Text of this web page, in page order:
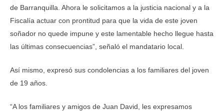
de Barranquilla. Ahora le solicitamos a la justicia nacional y a la
Fiscalía actuar con prontitud para que la vida de este joven
soñador no quede impune y este lamentable hecho llegue hasta
las últimas consecuencias”, señaló el mandatario local.
Así mismo, expresó sus condolencias a los familiares del joven
de 19 años.
“A los familiares y amigos de Juan David, les expresamos